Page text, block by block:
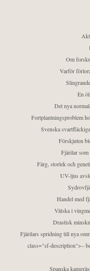
Om
Varför
En
Det nya
Fortplantningsproblem
Svenska
Förskjuten
Fjärilar som
Färg, storlek och
UV-ljus
Handel med
Vätska i
Drastisk
Fjärilars spridning till nya
class="sf-description">–
Spanska